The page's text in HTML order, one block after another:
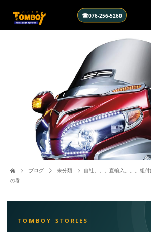
☎076-256-5260
ブログ 未分類
自社。。。直輸入。。。組付
の巻